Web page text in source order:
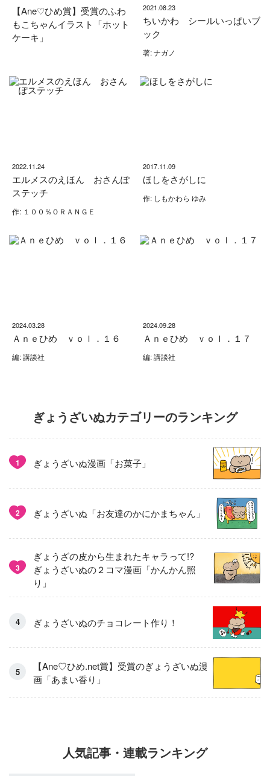
【Ane♡ひめ賞】受賞のふわ
もこちゃんイラスト「ホット
ケーキ」
2021.08.23
ちいかわ シールいっぱいブ
ック
著: ナガノ
2022.11.24
エルメスのえほん おさんぽ
ステッチ
作: １００％ＯＲＡＮＧＥ
2017.11.09
ほしをさがしに
作: しもかわら ゆみ
2024.03.28
Ａｎｅひめ ｖｏｌ．１６
編: 講談社
2024.09.28
Ａｎｅひめ ｖｏｌ．１７
編: 講談社
ぎょうざいぬカテゴリーのランキング
1 ぎょうざいぬ漫画「お菓子」
2 ぎょうざいぬ「お友達のかにかまちゃん」
3
ぎょうざの皮から生まれたキャラって!?
ぎょうざいぬの２コマ漫画「かんかん照
り」
ぎょうざいぬのチョコレート作り！
【Ane♡ひめ.net賞】受賞のぎょうざいぬ漫
画「あまい香り」
人気記事・連載ランキング